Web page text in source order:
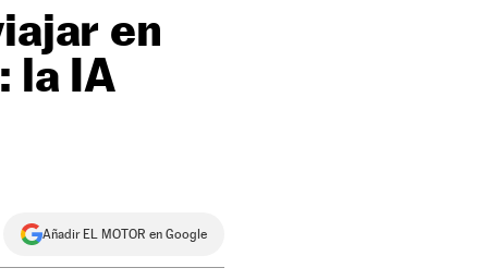
en
la IA
Añadir EL MOTOR en Google